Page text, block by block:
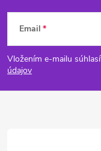
Z
á
p
Email
Vložením e-mailu
údajov